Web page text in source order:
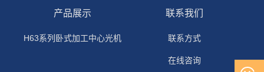
产品展示
H63系列卧式加工中心光机
联系我们
联系方式
在线咨询